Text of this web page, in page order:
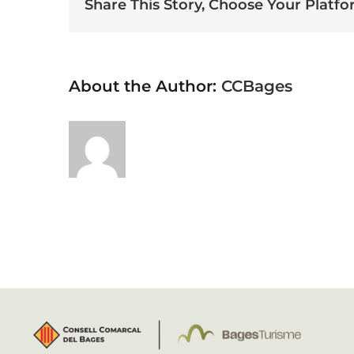
Share This Story, Choose Your
About the Author: CCBages